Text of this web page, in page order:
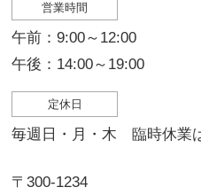
営業時間
午前：9:00～12:00
午後：14:00～19:00
定休日
毎週日・月・木 臨時休業
〒300-1234